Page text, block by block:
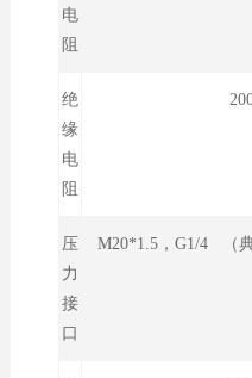
电
阻
绝
缘
电
阻
压
力
接
口
M20*1.5，G1/4 （